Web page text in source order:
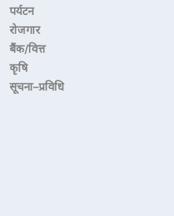
पर्यटन
रोजगार
बैंक/वित्त
कृषि
सूचना–प्रविधि